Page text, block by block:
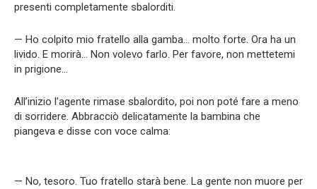
presenti completamente sbalorditi.
— Ho colpito mio fratello alla gamba… molto forte. Ora ha un
livido. E morirà… Non volevo farlo. Per favore, non mettetemi
in prigione…
All’inizio l’agente rimase sbalordito, poi non poté fare a meno
di sorridere. Abbracciò delicatamente la bambina che
piangeva e disse con voce calma:
— No, tesoro. Tuo fratello starà bene. La gente non muore per